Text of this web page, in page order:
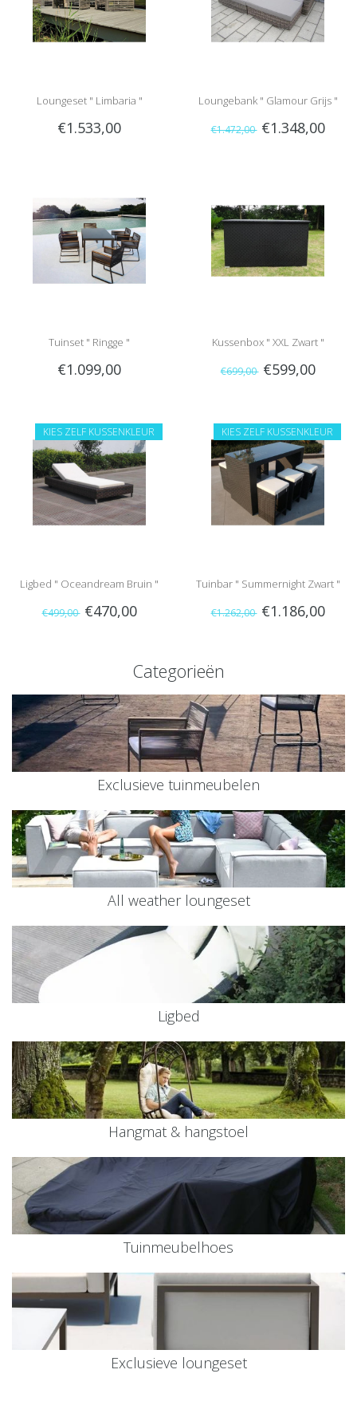
Loungeset " Limbaria "
€1.533,00
Loungebank " Glamour Grijs "
€1.472,00 €1.348,00
Tuinset " Ringge "
€1.099,00
Kussenbox " XXL Zwart "
€699,00 €599,00
KIES ZELF KUSSENKLEUR
Ligbed " Oceandream Bruin "
€499,00 €470,00
KIES ZELF KUSSENKLEUR
Tuinbar " Summernight Zwart "
€1.262,00 €1.186,00
Categorieën
Exclusieve tuinmeubelen
All weather loungeset
Ligbed
Hangmat & hangstoel
Tuinmeubelhoes
Exclusieve loungeset